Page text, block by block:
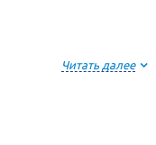
Читать далее